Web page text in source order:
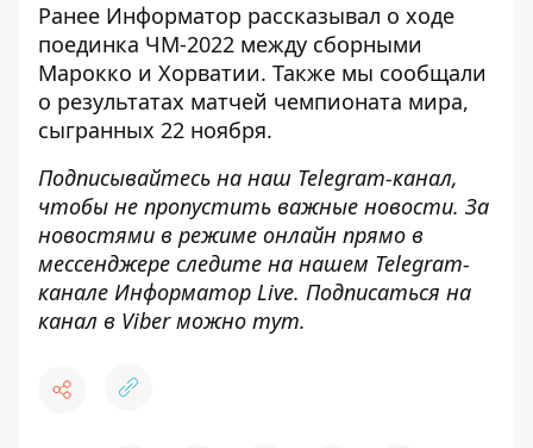
Ранее Информатор рассказывал о ходе
поединка ЧМ-2022 между сборными
Марокко и Хорватии. Также мы сообщали
о результатах матчей чемпионата мира,
сыгранных 22 ноября.
Подписывайтесь на наш Telegram-канал,
чтобы не пропустить важные новости. За
новостями в режиме онлайн прямо в
мессенджере следите на нашем Telegram-
канале Информатор Live. Подписаться на
канал в Viber можно тут.